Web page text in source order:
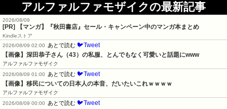
アルファルファモザイクの最新記事
2026/08/09
[PR] 【マンガ】『秋田書店』セール・キャンペーン中のマンガ本まとめ
Kindleストア
2026/08/09 02:00
あとで読む 🐦Tweet
【画像】深田恭子さん（43）の私服、とんでもなく可愛いと話題にwww
アルファルファモザイク
2026/08/09 01:00
あとで読む 🐦Tweet
【画像】移民についての日本人の本音、だいたいこれｗｗｗｗ
アルファルファモザイク
2026/08/09 00:00
あとで読む 🐦Tweet